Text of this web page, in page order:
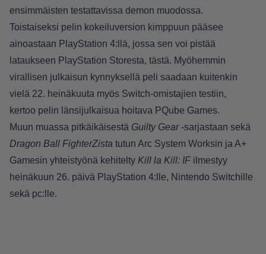
ensimmäisten testattavissa demon muodossa.
Toistaiseksi pelin kokeiluversion kimppuun pääsee
ainoastaan PlayStation 4:llä, jossa sen voi pistää
lataukseen PlayStation Storesta, tästä. Myöhemmin
virallisen julkaisun kynnyksellä peli saadaan kuitenkin
vielä 22. heinäkuuta myös Switch-omistajien testiin,
kertoo pelin länsijulkaisua hoitava PQube Games.
Muun muassa pitkäikäisestä Guilty Gear-sarjastaan sekä
Dragon Ball FighterZista tutun Arc System Worksin ja A+
Gamesin yhteistyönä kehitelty Kill la Kill: IF ilmestyy
heinäkuun 26. päivä PlayStation 4:lle, Nintendo Switchille
sekä pc:lle.